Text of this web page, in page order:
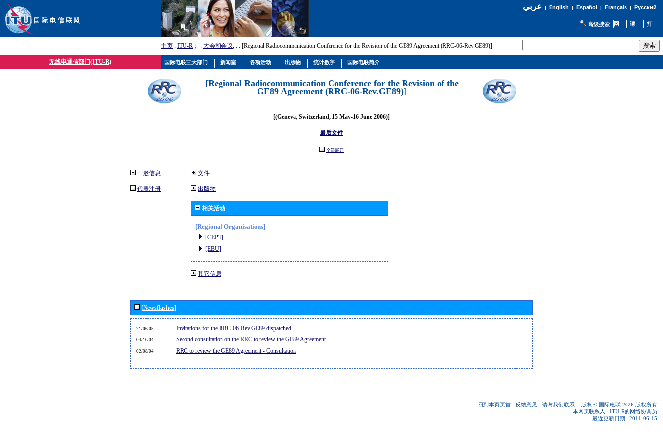
عربي| English | Español | Français| Русский
高级搜索
主页 : ITU-R ； : 大会和会议; : : [Regional Radiocommunication Conference for the Revision of the GE89 Agreement (RRC-06-Rev.GE89)]
无线电通信部门(ITU-R)
[Regional Radiocommunication Conference for the Revision of the
GE89 Agreement (RRC-06-Rev.GE89)]
[(Geneva, Switzerland, 15 May-16 June 2006)]
最后文件
全部展开
一般信息
代表注册
文件
出版物
相关活动
[Regional Organisations]
[CEPT]
[EBU]
其它信息
[Newsflashes]
21/06/05 Invitations for the RRC-06-Rev.GE89 dispatched...
04/10/04 Second consultation on the RRC to review the GE89 Agreement
02/08/04 RRC to review the GE89 Agreement - Consultation
回到本页页首 - 反馈意见 - 请与我们联系 - 版权 © 国际电联 2026 版权所有
本网页联系人 : ITU-R的网络协调员
最近更新日期 : 2011-06-15
国际电联三大部门 新闻室 各项活动 出版物 统计数字 国际电联简介